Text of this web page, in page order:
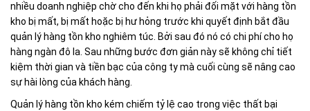
nhiều doanh nghiệp chờ cho đến khi họ phải đối mặt với hàng tồn
kho bị mất, bị mất hoặc bị hư hỏng trước khi quyết định bắt đầu
quản lý hàng tồn kho nghiêm túc. Bởi sau đó nó có chi phí cho họ
hàng ngàn đô la. Sau những bước đơn giản này sẽ không chỉ tiết
kiệm thời gian và tiền bạc của công ty mà cuối cùng sẽ nâng cao
sự hài lòng của khách hàng.
Quản lý hàng tồn kho kém chiếm tỷ lệ cao trong việc thất bại